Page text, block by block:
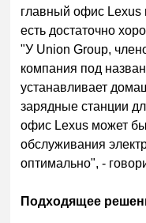
главный офис Lexus
есть достаточно
"У Union Group,
компания под
устанавливает
зарядные станции
офис Lexus может
обслуживания
оптимально", -
Подходящее